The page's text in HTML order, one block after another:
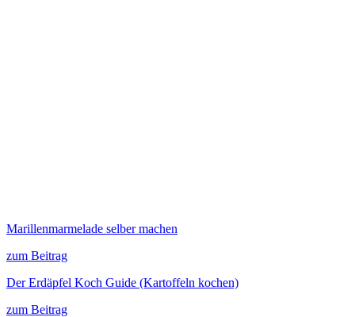
Marillenmarmelade selber machen
zum Beitrag
Der Erdäpfel Koch Guide (Kartoffeln kochen)
zum Beitrag